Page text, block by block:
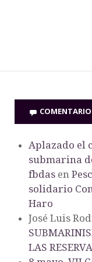
Aplazado el
submarina
fbdas en
solidario
Haro
José Luis
LAS